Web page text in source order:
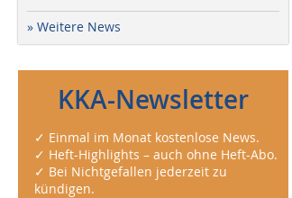
» Weitere News
KKA-Newsletter
✓ Einmal im Monat kostenlose News.
✓ Heft-Highlights – auch ohne Heft-Abo.
✓ Bei Nichtgefallen jederzeit zu
kündigen.